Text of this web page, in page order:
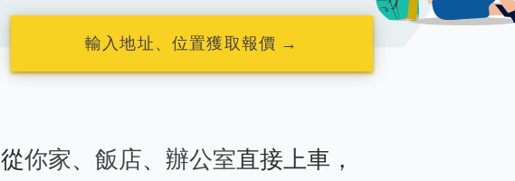
輸入地址、位置獲取報價 →
從你家、 飯店、 辦公室直接上車，